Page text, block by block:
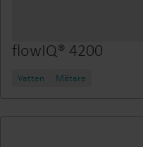
flowIQ® 4200
Vatten Mätare